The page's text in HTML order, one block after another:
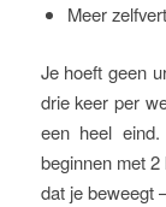
Meer
Je hoeft geen
drie keer per
een heel
beginnen met
dat je beweegt